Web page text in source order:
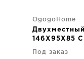
OgogoHome
146X95X85
Под заказ